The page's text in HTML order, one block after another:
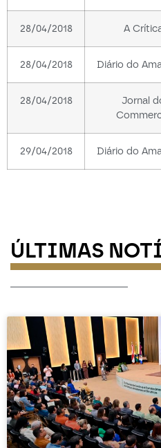
28/04/2018 A
28/04/2018 Diário do
28/04/2018
Jornal
29/04/2018 Diário do
ÚLTIMAS
-----------------